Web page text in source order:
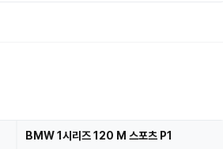
BMW 1시리즈 120 M 스포츠 P1